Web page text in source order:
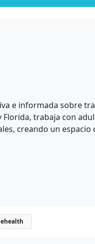
e informada sobre
Florida, trabaja con
creando un espacio